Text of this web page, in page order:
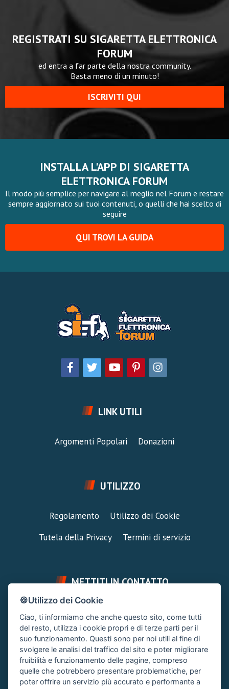
REGISTRATI SU SIGARETTA ELETTRONICA
FORUM
ed entra a far parte della nostra community.
Basta meno di un minuto!
ISCRIVITI QUI
INSTALLA L'APP DI SIGARETTA
ELETTRONICA FORUM
Il modo più semplice per navigare al meglio nel Forum e restare
sempre aggiornato sui tuoi contenuti, o quelli che hai scelto di
seguire
QUI TROVI LA GUIDA
LINK UTILI
Argomenti Popolari Donazioni
UTILIZZO
Regolamento
Utilizzo dei Cookie
Tutela della Privacy
Termini di servizio
METTITI IN CONTATTO
FAI UNA DOMANDA
Chiedi un Consiglio
Area Ticket
CONTATTA L'AMMINISTRAZIONE
Clicca quì
🍪Utilizzo dei Cookie
Ciao, ti informiamo che anche questo sito, come tutti
del resto, utilizza i cookie propri e di terze parti per il
suo funzionamento. Questi sono per noi utili al fine di
svolgere le analisi del traffico del sito e poter migliorare
fruibilità e funzionamento delle pagine, compreso
quelle che potrebbero presentare problematiche, per
poter offrire un servizio più accurato e performante a